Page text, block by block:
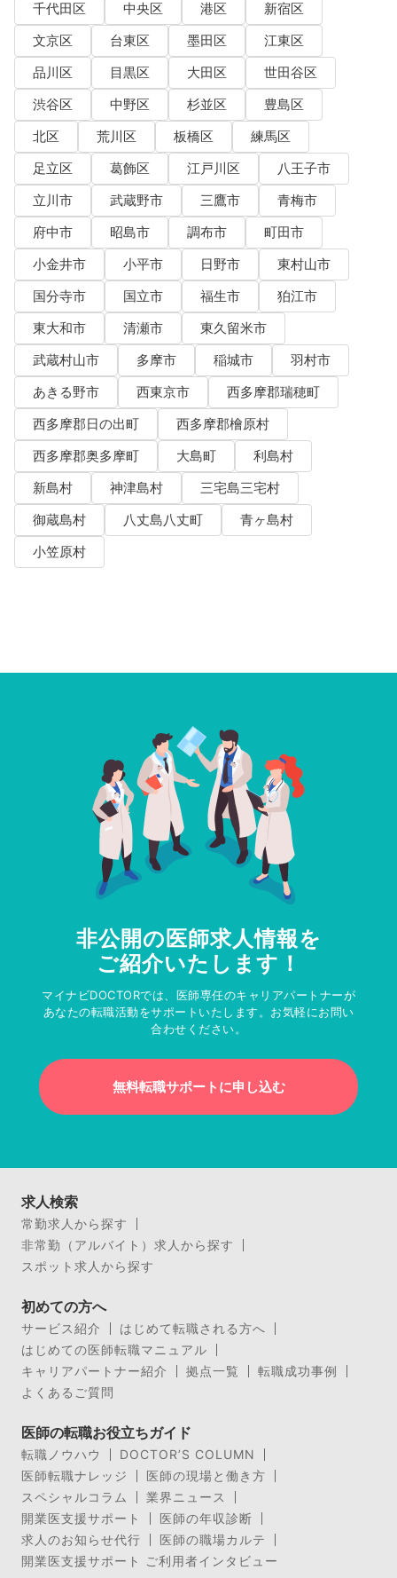
千代田区 中央区 港区
新宿区
文京区
台東区 墨田区
江東区
品川区
目黒区 大田区
世田谷区
渋谷区
中野区 杉並区
豊島区
北区
荒川区 板橋区
練馬区
足立区
葛飾区 江戸川区
八王子市
立川市
武蔵野市 三鷹市
青梅市
府中市
昭島市 調布市
町田市
小金井市
小平市 日野市
東村山市
国分寺市
国立市 福生市
狛江市
東大和市
清瀬市
東久留米市
武蔵村山市
多摩市 稲城市
羽村市
あきる野市
西東京市
西多摩郡瑞穂町
西多摩郡日の出町
西多摩郡檜原村
西多摩郡奥多摩町
大島町
利島村
新島村
神津島村
三宅島三宅村
御蔵島村
八丈島八丈町
青ヶ島村
小笠原村
非公開の医師求人情報を
ご紹介いたします！
マイナビDOCTORでは、医師専任のキャリアパートナーが
あなたの転職活動をサポートいたします。お気軽にお問い
合わせください。
無料転職サポートに申し込む
求人検索
常勤求人から探す
非常勤（アルバイト）求人から探す
スポット求人から探す
初めての方へ
サービス紹介
はじめて転職される方へ
はじめての医師転職マニュアル
キャリアパートナー紹介
拠点一覧
転職成功事例
よくあるご質問
医師の転職お役立ちガイド
転職ノウハウ
DOCTOR’S COLUMN
医師転職ナレッジ
医師の現場と働き方
スペシャルコラム
業界ニュース
開業医支援サポート
医師の年収診断
求人のお知らせ代行
医師の職場カルテ
開業医支援サポート ご利用者インタビュー